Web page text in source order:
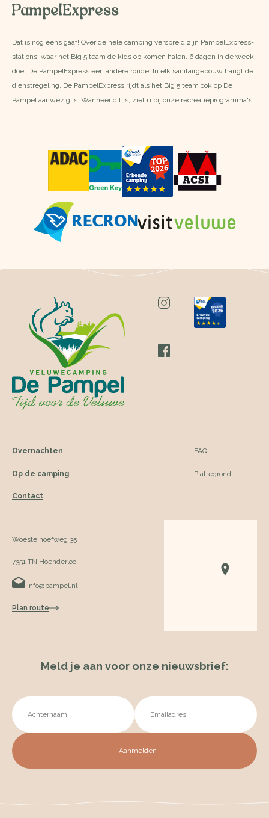
PampelExpress
Dat is nog eens gaaf! Over de hele camping verspreid zijn PampelExpress-
stations, waar het Big 5 team de kids op komen halen. 6 dagen in de week
doet De PampelExpress een andere ronde. In elk sanitairgebouw hangt de
dienstregeling. De PampelExpress rijdt als het Big 5 team ook op De
Pampel aanwezig is. Wanneer dit is, ziet u bij onze recreatieprogramma's.
Overnachten
Op de camping
Contact
FAQ
Plattegrond
Woeste hoefweg 35
7351 TN Hoenderloo
info@pampel.nl
Plan route
Meld je aan voor onze nieuwsbrief: